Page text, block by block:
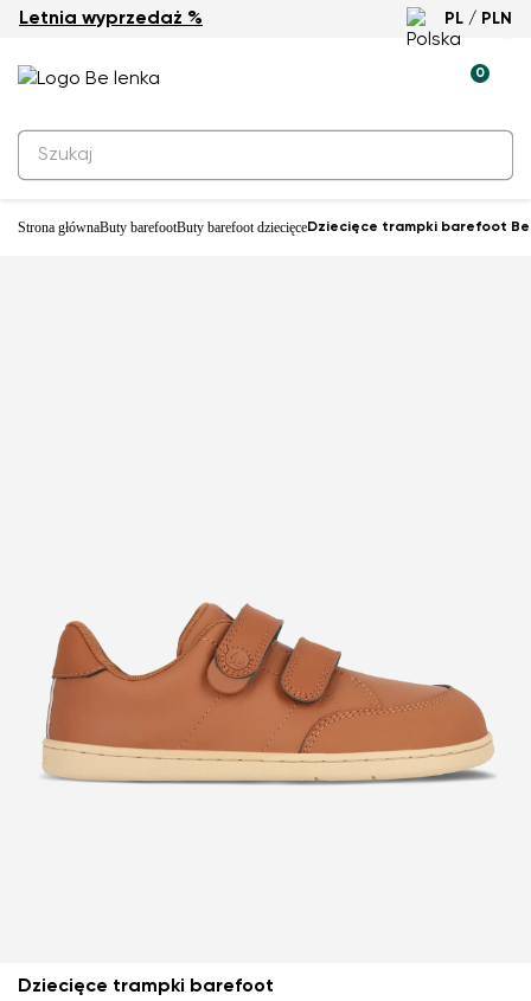
Letnia wyprzedaż % PL / PLN
0
Strona głównaButy barefootButy barefoot dziecięceDziecięce trampki barefoot Be
-32%
Dziecięce trampki barefoot